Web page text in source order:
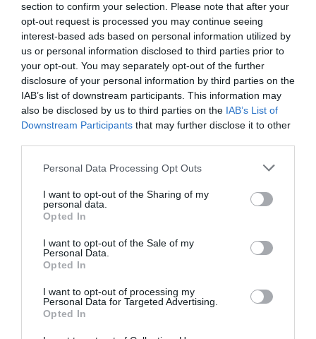
section to confirm your selection. Please note that after your
opt-out request is processed you may continue seeing
interest-based ads based on personal information utilized by
us or personal information disclosed to third parties prior to
your opt-out. You may separately opt-out of the further
disclosure of your personal information by third parties on the
IAB’s list of downstream participants. This information may
also be disclosed by us to third parties on the IAB’s List of
Downstream Participants that may further disclose it to other
Please note that this website/app uses one or more Google
not limited to your visit or usage behaviour. You may click to
grant or deny consent to Google and its third-party tags to
use your data for below specified purposes in below Google
consent section.
Personal Data Processing Opt Outs
I want to opt-out of the Sharing of my
personal data.
Opted In
I want to opt-out of the Sale of my
Personal Data.
Opted In
I want to opt-out of processing my
Personal Data for Targeted Advertising.
Opted In
Καστοριά: Η «μάχη» με τον χρόνο που
έσωσε τον 4χρονο μετά την πτώση σε
πισίνα
13.07.2026 | 16:36
PRONEWS.GR /ΕΣΩΤΕΡΙΚΗ ΑΣΦΑΛΕΙΑ
Καστοριά: Στη ΜΕΘ 4χρονο παιδί μετά